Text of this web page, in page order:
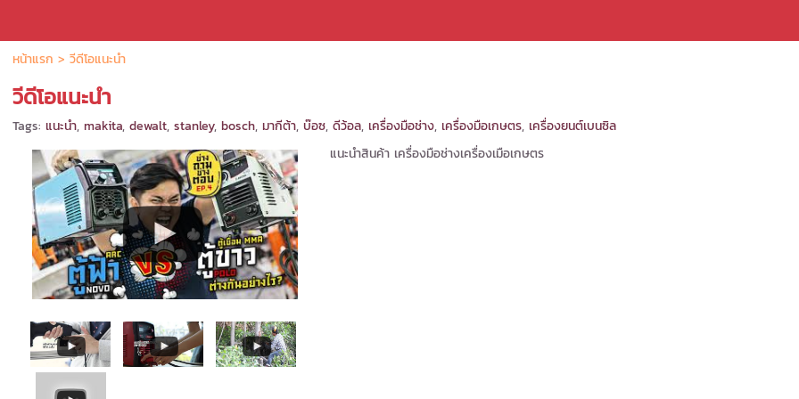
หน้าแรก > วีดีโอแนะนำ
วีดีโอแนะนำ
Tags: แนะนำ, makita, dewalt, stanley, bosch, มากีต้า, บ๊อซ, ดีว้อล, เครื่องมือช่าง, เครื่องมือเกษตร, เครื่องยนต์เบนซิล
แนะนำสินค้า เครื่องมือช่างเครื่องเมือเกษตร